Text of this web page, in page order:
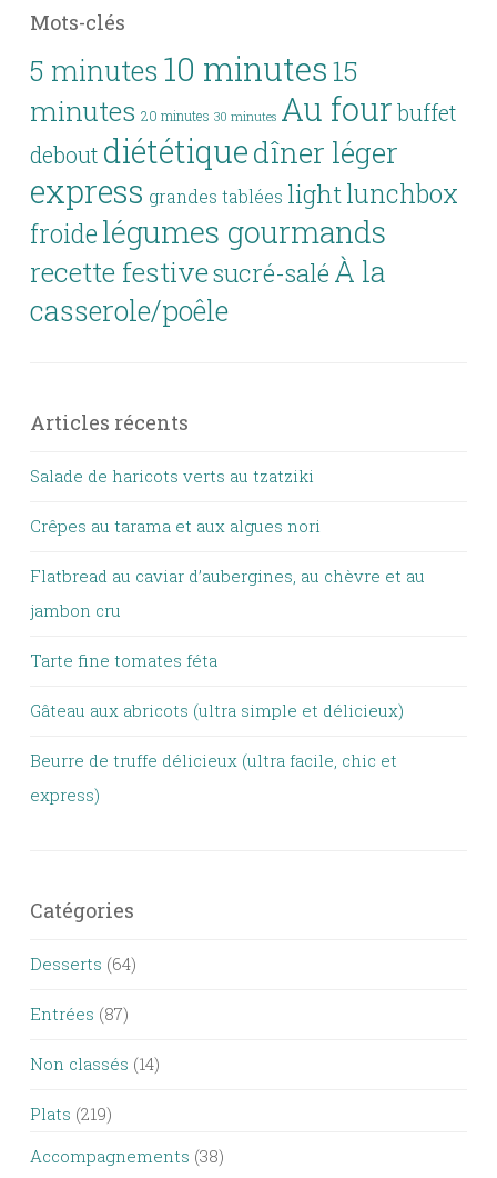
Mots-clés
5 minutes 10 minutes15
minutes 20 minutes 30 minutes Au fourbuffet
debout diététiquedîner léger
express grandes tablées lightlunchbox
froide légumes gourmands
recette festivesucré-salé À la
casserole/poêle
Articles récents
Salade de haricots verts au tzatziki
Crêpes au tarama et aux algues nori
Flatbread au caviar d’aubergines, au chèvre et au
jambon cru
Tarte fine tomates féta
Gâteau aux abricots (ultra simple et délicieux)
Beurre de truffe délicieux (ultra facile, chic et
express)
Catégories
Desserts (64)
Entrées (87)
Non classés (14)
Plats (219)
Accompagnements (38)